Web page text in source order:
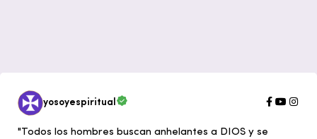
yosoyespiritual
"Todos los hombres buscan anhelantes a DIOS y se